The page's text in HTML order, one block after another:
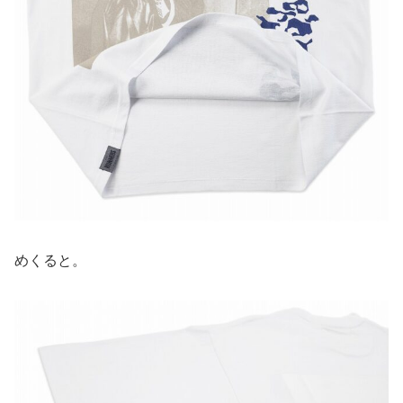
めくると。